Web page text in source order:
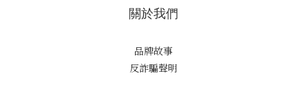
關於我們
品牌故事
反詐騙聲明